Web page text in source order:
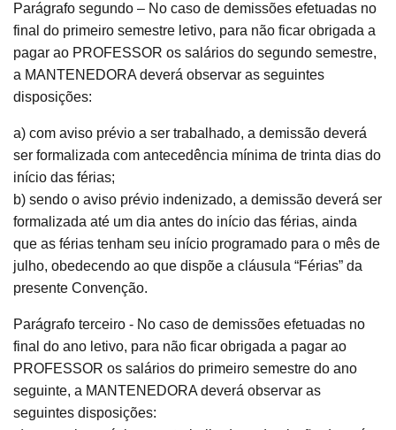
Parágrafo segundo – No caso de demissões efetuadas no
final do primeiro semestre letivo, para não ficar obrigada a
pagar ao PROFESSOR os salários do segundo semestre,
a MANTENEDORA deverá observar as seguintes
disposições:
a) com aviso prévio a ser trabalhado, a demissão deverá
ser formalizada com antecedência mínima de trinta dias do
início das férias;
b) sendo o aviso prévio indenizado, a demissão deverá ser
formalizada até um dia antes do início das férias, ainda
que as férias tenham seu início programado para o mês de
julho, obedecendo ao que dispõe a cláusula “Férias” da
presente Convenção.
Parágrafo terceiro - No caso de demissões efetuadas no
final do ano letivo, para não ficar obrigada a pagar ao
PROFESSOR os salários do primeiro semestre do ano
seguinte, a MANTENEDORA deverá observar as
seguintes disposições: